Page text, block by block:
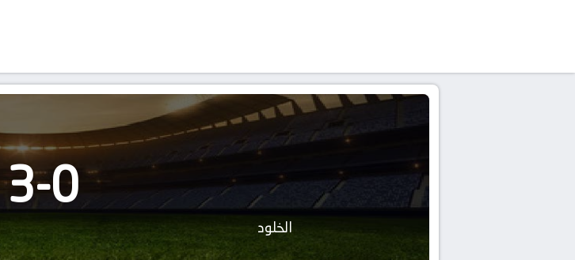
3-0
الخلود